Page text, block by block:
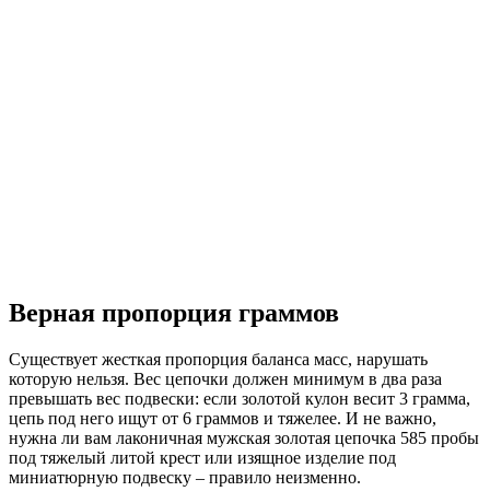
Верная пропорция граммов
Существует жесткая пропорция баланса масс, нарушать
которую нельзя. Вес цепочки должен минимум в два раза
превышать вес подвески: если золотой кулон весит 3 грамма,
цепь под него ищут от 6 граммов и тяжелее. И не важно,
нужна ли вам лаконичная мужская золотая цепочка 585 пробы
под тяжелый литой крест или изящное изделие под
миниатюрную подвеску – правило неизменно.